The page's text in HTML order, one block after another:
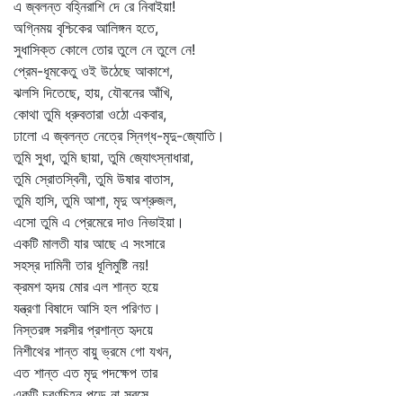
এ জ্বলন্ত বহ্নিরাশি দে রে নিবাইয়া!
অগ্নিময় বৃশ্চিকের আলিঙ্গন হতে,
সুধাসিক্ত কোলে তোর তুলে নে তুলে নে!
প্রেম-ধূমকেতু ওই উঠেছে আকাশে,
ঝলসি দিতেছে, হায়, যৌবনের আঁখি,
কোথা তুমি ধ্রুবতারা ওঠো একবার,
ঢালো এ জ্বলন্ত নেত্রে স্নিগ্ধ-মৃদু-জ্যোতি।
তুমি সুধা, তুমি ছায়া, তুমি জ্যোৎস্নাধারা,
তুমি স্রোতস্বিনী, তুমি উষার বাতাস,
তুমি হাসি, তুমি আশা, মৃদু অশ্রুজল,
এসো তুমি এ প্রেমেরে দাও নিভাইয়া।
একটি মালতী যার আছে এ সংসারে
সহস্র দামিনী তার ধূলিমুষ্টি নয়!
ক্রমশ হৃদয় মোর এল শান্ত হয়ে
যন্ত্রণা বিষাদে আসি হল পরিণত।
নিস্তরঙ্গ সরসীর প্রশান্ত হৃদয়ে
নিশীথের শান্ত বায়ু ভ্রমে গো যখন,
এত শান্ত এত মৃদু পদক্ষেপ তার